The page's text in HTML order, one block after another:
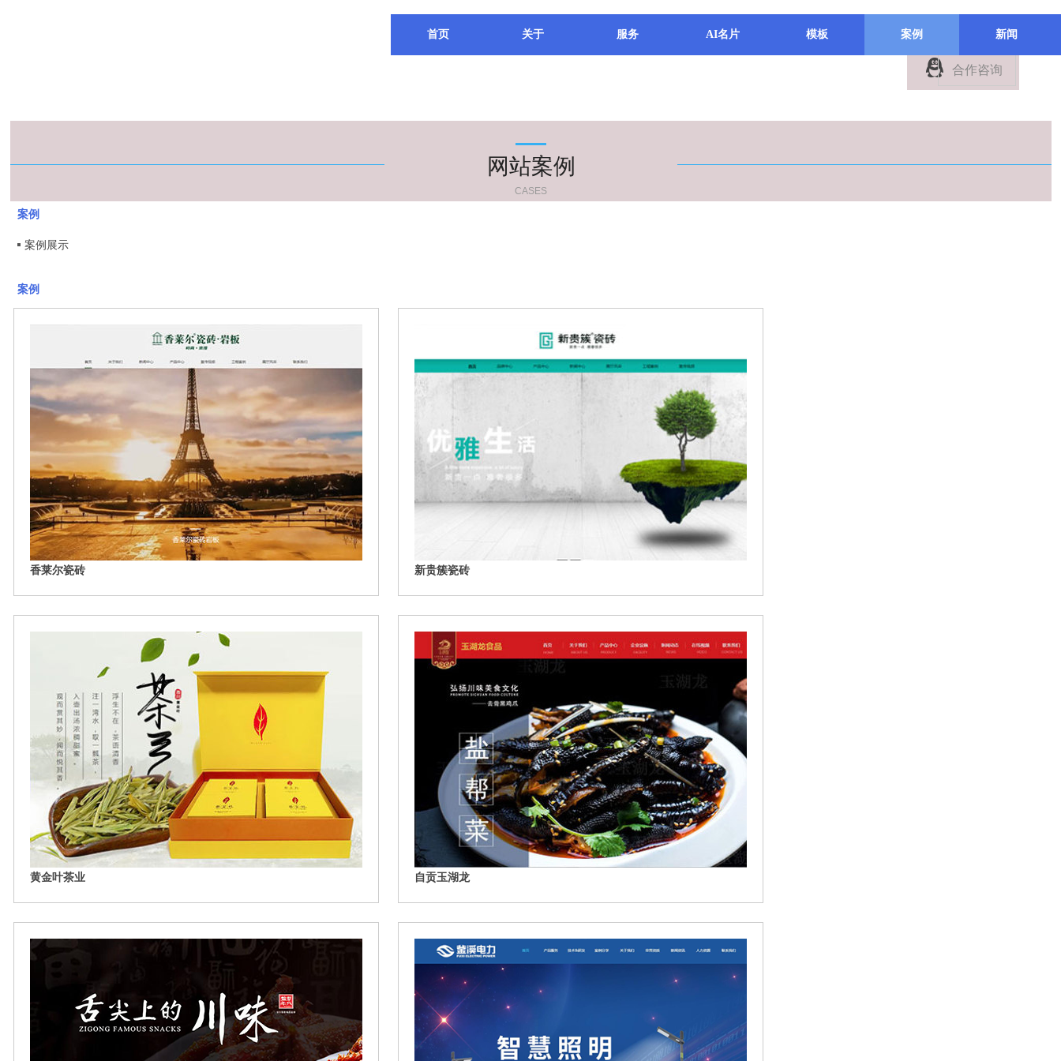
首页 关于 服务 AI名片 模板 案例 新闻
合作咨询
网站案例
CASES
案例
案例展示
案例
香莱尔瓷砖 新贵簇瓷砖
黄金叶茶业 自贡玉湖龙